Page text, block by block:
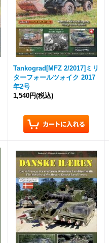
Tankograd [MFZ 2/2017]ミリ
ターフォールツォイク 2017
年2号
1,540円(税込)